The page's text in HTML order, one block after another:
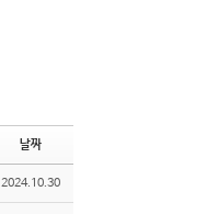
날짜
2024.10.30